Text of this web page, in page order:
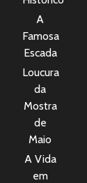
A
Famosa
Escada
Loucura
da
Mostra
de
Maio
A Vida
em